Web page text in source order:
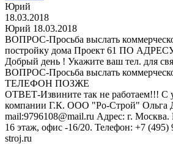
Юрий
18.03.2018
Юрий 18.03.2018
ВОПРОС-Просьба выслать
постройку дома Проект 61 ПО
Добрый день ! Укажите ваш тел. для
ВОПРОС-Просьба выслать
ТЕЛЕФОН ПОЗЖЕ
ОТВЕТ-Извините так не работаем!!! С
компании Г.К. ООО "Ро-Строй" Ольга
mail:9796108@mail.ru Адрес: г. Москва.
16 этаж, офис -16/20. Телефон: +7 (495)
stroj.ru